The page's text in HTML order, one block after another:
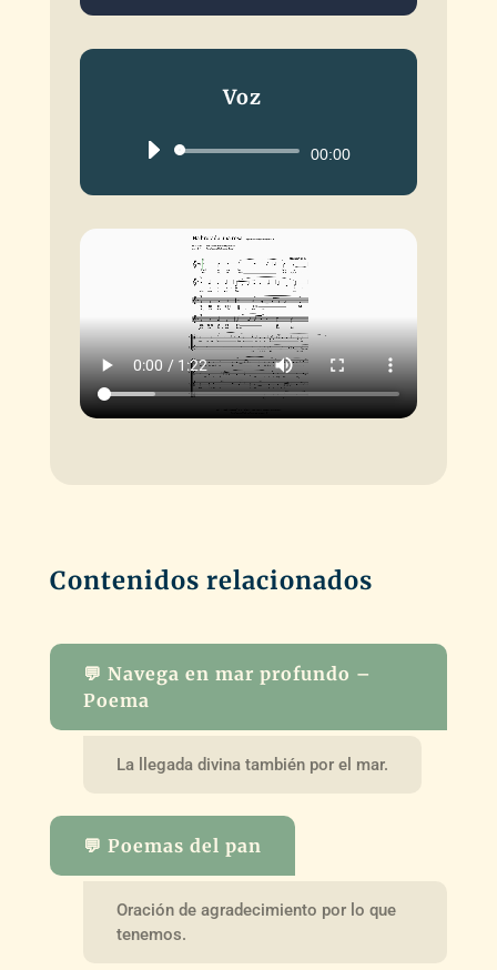
Voz
Reproductor00:00
Contenidos relacionados
💬 Navega en mar profundo –
Poema
La llegada divina también por el mar.
💬 Poemas del pan
Oración de agradecimiento por lo que
tenemos.